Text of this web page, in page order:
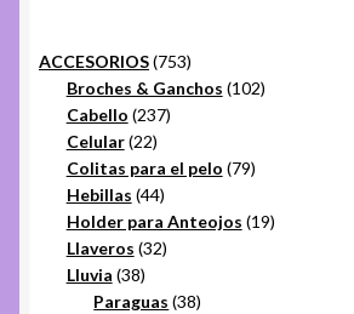
ACCESORIOS 753753
productos
Broches & Ganchos 102102
Cabello 237237
Celular 2222
productos
Colitas para el pelo 7979
Hebillas 4444
productos
Holder para Anteojos 1919
Llaveros 3232
Lluvia 3838
productos
Paraguas 3838